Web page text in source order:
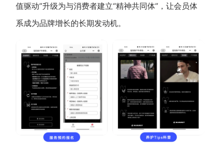
值驱动”升级为与消费者建立“精神共同体”，让会员体
系成为品牌增长的长期发动机。